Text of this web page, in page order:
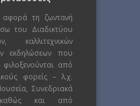
τη ζωντανή
του Διαδικτύου
καλλιτεχνικών
εκδηλώσεων που
από
φορείς – λ.χ.
Συνεδριακά
και από